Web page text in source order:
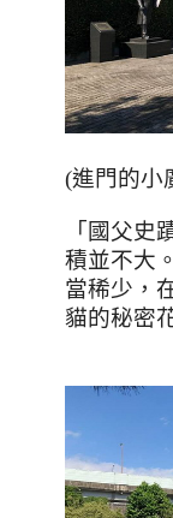
(進門的小
「國父史
積並不大
當稀少，
貓的秘密